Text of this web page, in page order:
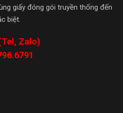
giấy đóng gói truyền thống đến
biệt.
Zalo)